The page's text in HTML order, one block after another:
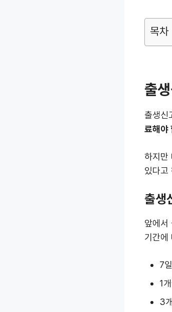
목차
출
출생신
료해야
하지만
있다고
출생
앞에서
기간에
7
1
3